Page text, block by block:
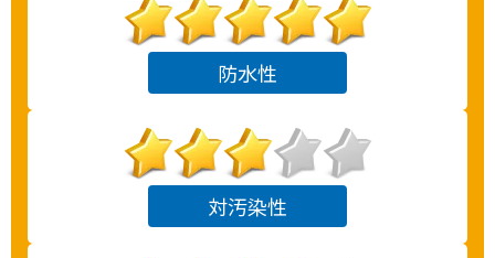
防水性
対汚染性